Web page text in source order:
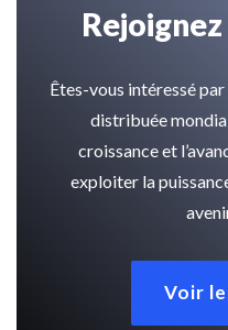
Êtes-vous intéressé par
distribuée
croissance et
exploiter la
Voir